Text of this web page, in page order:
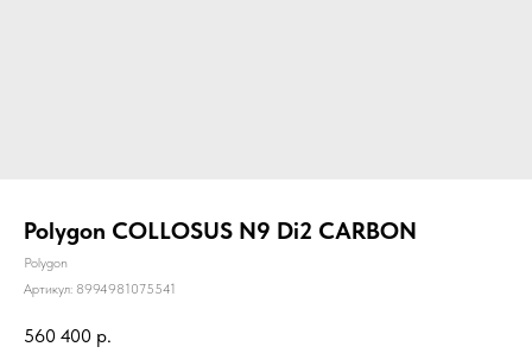
Polygon COLLOSUS N9 Di2 CARBON
Polygon
Артикул: 8994981075541
560 400 р.